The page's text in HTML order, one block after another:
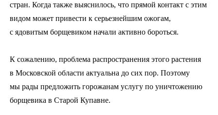
стран. Когда также выяснилось, что прямой контакт с этим
видом может привести к серьезнейшим ожогам,
с ядовитым борщевиком начали активно бороться.
К сожалению, проблема распространения этого растения
в Московской области актуальна до сих пор. Поэтому
мы рады предложить горожанам услугу по уничтожению
борщевика в Старой Купавне.